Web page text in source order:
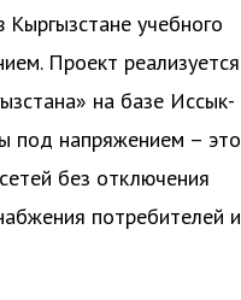
учебного
Проект реализуется
на базе Иссык-
под напряжением – это
без отключения
потребителей и